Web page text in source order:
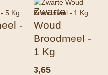
-
Zwarte
Woud
Broodmeel -
1 Kg
3,65